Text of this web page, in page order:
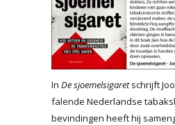
In De sjoemelsigaretschrijft
falende Nederlandse
bevindingen heeft hij